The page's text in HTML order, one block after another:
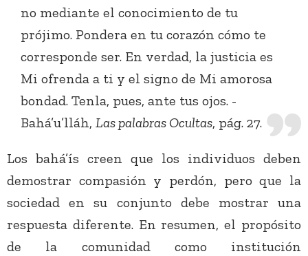
no mediante el conocimiento de tu
prójimo. Pondera en tu corazón cómo te
corresponde ser. En verdad, la justicia es
Mi ofrenda a ti y el signo de Mi amorosa
bondad. Tenla, pues, ante tus ojos. -
Bahá’u’lláh, Las palabras Ocultas, pág. 27.
Los bahá’ís creen que los individuos deben
demostrar compasión y perdón, pero que la
sociedad en su conjunto debe mostrar una
respuesta diferente. En resumen, el propósito
de la comunidad como institución